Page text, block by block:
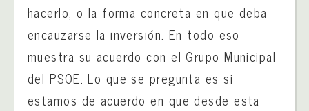
hacerlo, o la forma concreta en que deba
encauzarse la inversión. En todo eso
muestra su acuerdo con el Grupo Municipal
del PSOE. Lo que se pregunta es si
estamos de acuerdo en que desde esta